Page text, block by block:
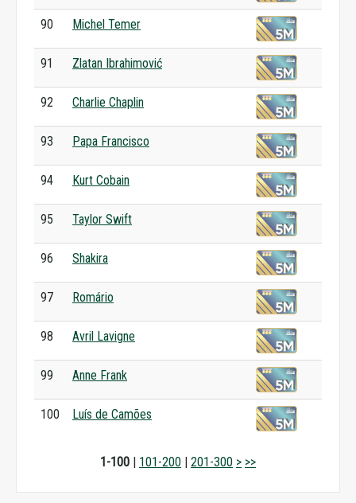
90 Michel Temer
91 Zlatan Ibrahimović
92 Charlie Chaplin
93 Papa Francisco
94 Kurt Cobain
95 Taylor Swift
96 Shakira
97 Romário
98 Avril Lavigne
99 Anne Frank
100 Luís de Camões
1-100 | 101-200 | 201-300 > >>